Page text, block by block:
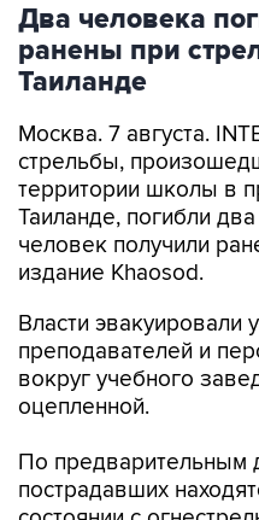
Два человека
ранены при
Таиланде
Москва. 7 августа.
стрельбы,
территории школы в
Таиланде, погибли
человек получили
издание Khaosod.
Власти эвакуировали
преподавателей и
вокруг учебного
оцепленной.
По предварительным
пострадавших